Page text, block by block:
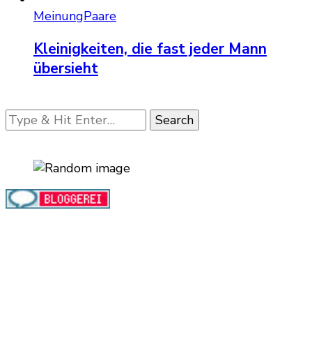
MeinungPaare
Kleinigkeiten, die fast jeder Mann
übersieht
Looking
for